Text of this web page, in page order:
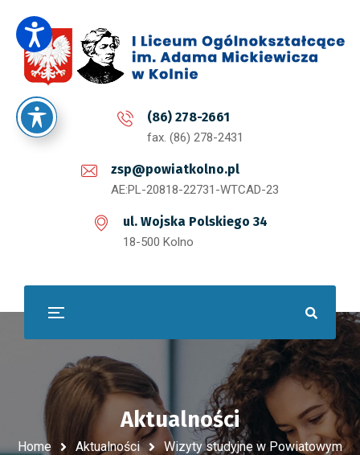
(86) 278-2661
fax. (86) 278-2431
zsp@powiatkolno.pl
AE:PL-20818-22731-WTCAD-23
ul. Wojska Polskiego 34
18-500 Kolno
Aktualności
Home Aktualności
Wizyty studyjne w Powiatowym